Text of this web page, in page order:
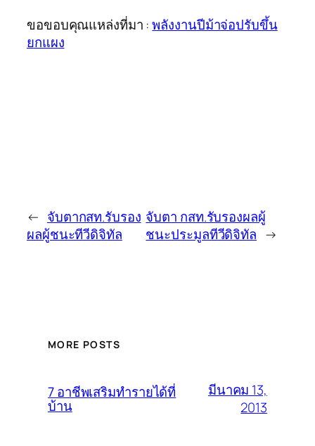
ขอขอบคุณแหล่งที่มา :พลังงานปีม้าจ่อปรับขึ้น
ยกแผง
← จับตากสท.รับรอง
ผลผู้ชนะทีวีดิจิทัล
จับตา กสท.รับรองผลผู้
ชนะประมูลทีวีดิจิทัล →
MORE POSTS
7 อาชีพเสริมทำรายได้ที่
บ้าน
มีนาคม 13,
2013